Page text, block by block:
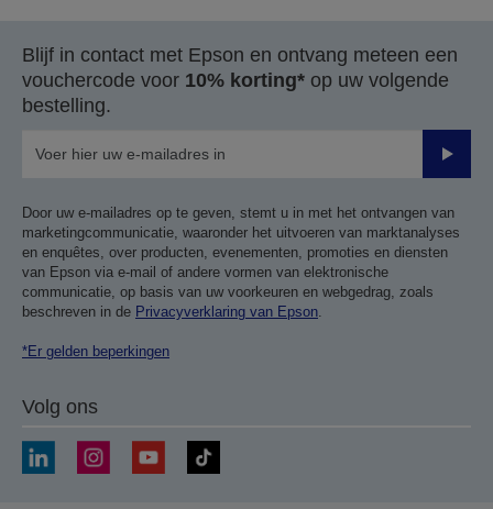
Blijf in contact met Epson en ontvang meteen een
vouchercode voor 10% korting* op uw volgende
bestelling.
Door uw e-mailadres op te geven, stemt u in met het ontvangen van
marketingcommunicatie, waaronder het uitvoeren van marktanalyses
en enquêtes, over producten, evenementen, promoties en diensten
van Epson via e-mail of andere vormen van elektronische
communicatie, op basis van uw voorkeuren en webgedrag, zoals
beschreven in de Privacyverklaring van Epson.
*Er gelden beperkingen
Volg ons